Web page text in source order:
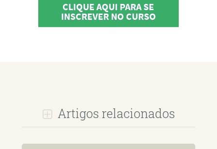
CLIQUE AQUI PARA SE
INSCREVER NO CURSO
Artigos relacionados